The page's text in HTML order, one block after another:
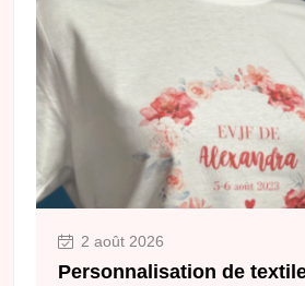
2 août 2026
Personnalisation de